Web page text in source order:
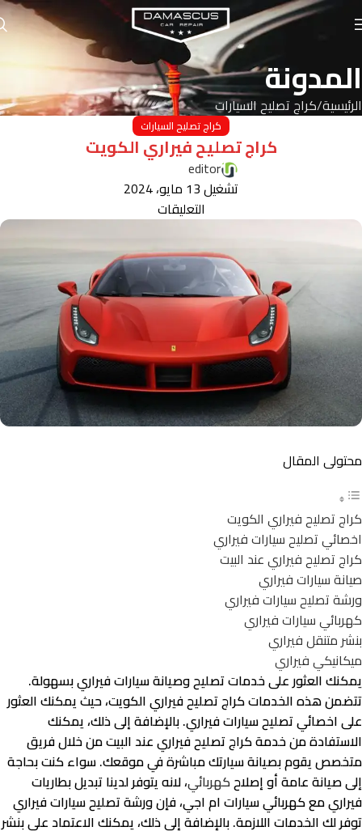
المدونة
الرئيسية كراج تصليح السيارات
كراج تصليح السيارات
كراج تصليح فيراري الكويت
editor
تشغيل 13 مايو، 2024
التعليقات
محتولى المقال
كراج تصليح فيراري الكويت
اخصائي تصليح سيارات فيراري
كراج تصليح فيراري عند البيت
صيانة سيارات فيراري
ورشة تصليح سيارات فيراري
كهربائي سيارات فيراري
بنشر متنقل فيراري
ميكانيكي فيراري
يمكنك العثور على خدمات تصليح وصيانة سيارات فيراري بسهولة.
تتضمن هذه الخدمات كراج تصليح فيراري الكويت، حيث يمكنك العثور
على اخصائي تصليح سيارات فيراري. بالإضافة إلى ذلك، يمكنك
الاستفادة من خدمة كراج تصليح فيراري عند البيت من خلال فريق
متخصص يقوم بصيانة سيارتك مباشرة في موقعك. سواء كنت بحاجة
إلى صيانة عامة أو إصلاحكهربائي، لانه يتوفر لدينا تبديل بطاريات
فيراري مع كهربائي سيارات ام اجي، فإن ورشة تصليح سيارات فيراري
توفر لك الخدمات اللازمة. بالإضافة إلى ذلك، يمكنك الاعتماد على بنشر